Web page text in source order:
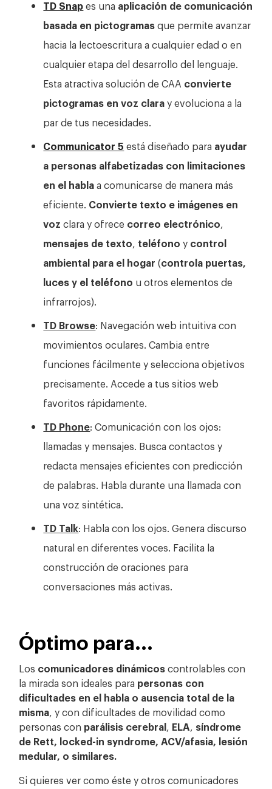
TD Snapes una aplicación de comunicación
basada en pictogramasque permite avanzar
hacia la lectoescritura a cualquier edad o en
cualquier etapa del desarrollo del lenguaje.
Esta atractiva solución de CAA convierte
pictogramas en voz claray evoluciona a la
par de tus necesidades.
Communicator 5 está diseñado para ayudar
a personas alfabetizadas con limitaciones
en el hablaa comunicarse de manera más
eficiente. Convierte texto e imágenes en
voz clara y ofrece correo electrónico,
mensajes de texto, teléfono y control
ambiental para el hogar(controla puertas,
luces y el teléfono u otros elementos de
infrarrojos).
TD Browse: Navegación web intuitiva con
movimientos oculares. Cambia entre
funciones fácilmente y selecciona objetivos
precisamente. Accede a tus sitios web
favoritos rápidamente.
TD Phone: Comunicación con los ojos:
llamadas y mensajes. Busca contactos y
redacta mensajes eficientes con predicción
de palabras. Habla durante una llamada con
una voz sintética.
TD Talk: Habla con los ojos. Genera discurso
natural en diferentes voces. Facilita la
construcción de oraciones para
conversaciones más activas.
Óptimo para...
Los comunicadores dinámicoscontrolables con
la mirada son ideales para personas con
dificultades en el habla o ausencia total de la
misma, y con dificultades de movilidad como
personas con parálisis cerebral, ELA, síndrome
de Rett, locked-in syndrome, ACV/afasia, lesión
medular, o similares.
Si quieres ver como éste y otros comunicadores